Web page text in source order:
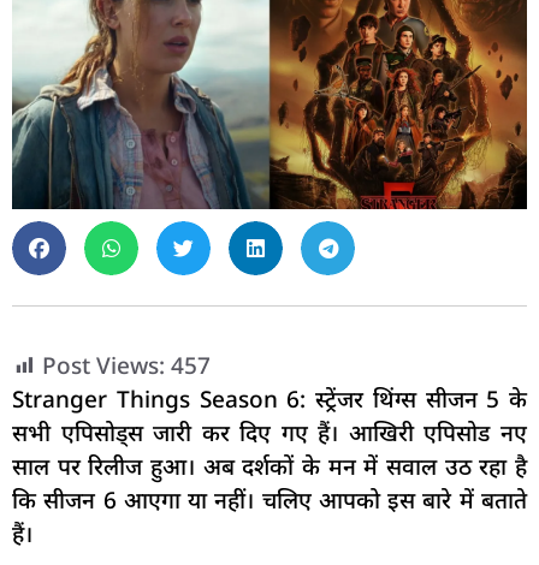
Post Views: 457
Stranger Things Season 6: स्ट्रेंजर थिंग्स सीजन 5 के
सभी एपिसोड्स जारी कर दिए गए हैं। आखिरी एपिसोड नए
साल पर रिलीज हुआ। अब दर्शकों के मन में सवाल उठ रहा है
कि सीजन 6 आएगा या नहीं। चलिए आपको इस बारे में बताते
हैं।